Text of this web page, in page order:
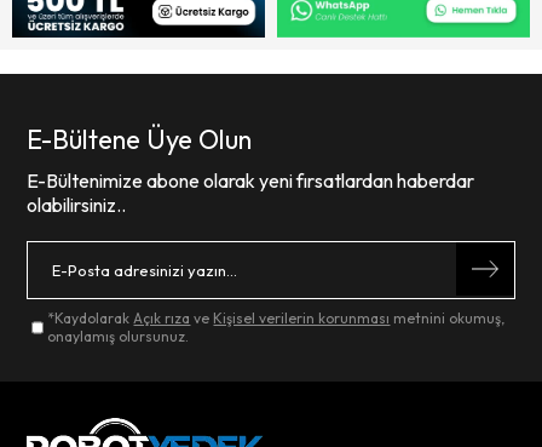
E-Bültene Üye Olun
E-Bültenimize abone olarak yeni fırsatlardan haberdar
olabilirsiniz..
*KaydolarakAçık rıza ve Kişisel verilerin korunması metnini okumuş,
onaylamış olursunuz.